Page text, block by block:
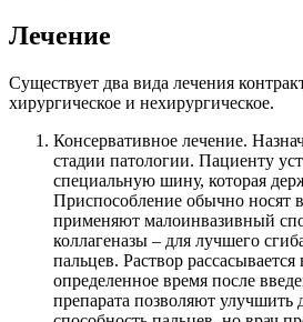
Лечение
Существует два вида лечения
хирургическое и нехирургическое.
Консервативное лечение.
стадии патологии. Пациенту
специальную шину, которая
Приспособление обычно носят
применяют малоинвазивный
коллагеназы – для лучшего
пальцев. Раствор рассасывается
определенное время после
препарата позволяют улучшить